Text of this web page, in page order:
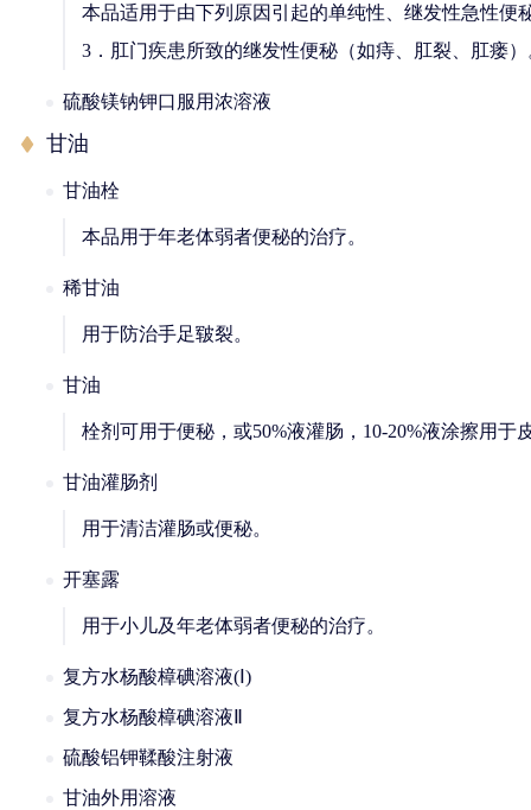
本品适用于由下列原因引起的单纯性、继发性急性
3．肛门疾患所致的继发性便秘（如痔、肛裂、肛瘘
硫酸镁钠钾口服用浓溶液
甘油
甘油栓
本品用于年老体弱者便秘的治疗。
稀甘油
用于防治手足皲裂。
甘油
栓剂可用于便秘，或50%液灌肠，10-20%液涂擦用
甘油灌肠剂
用于清洁灌肠或便秘。
开塞露
用于小儿及年老体弱者便秘的治疗。
复方水杨酸樟碘溶液(Ⅰ)
复方水杨酸樟碘溶液Ⅱ
硫酸铝钾鞣酸注射液
甘油外用溶液